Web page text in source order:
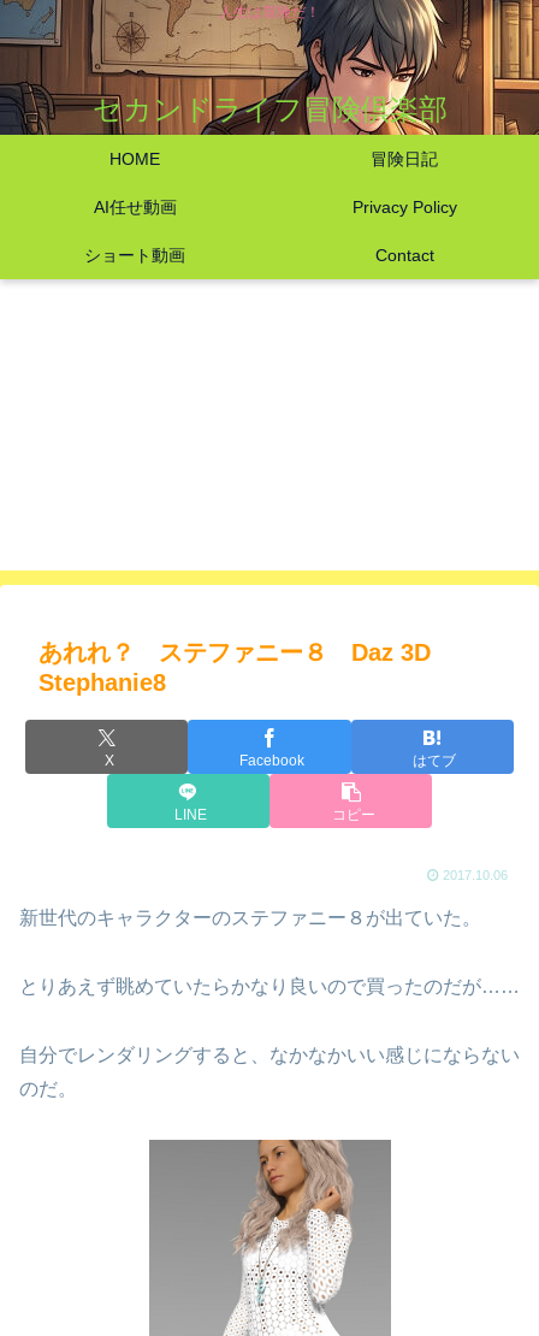
人生は冒険だ！
セカンドライフ冒険倶楽部
HOME 冒険日記
AI任せ動画 Privacy Policy
ショート動画 Contact
あれれ？ ステファニー８ Daz 3D
Stephanie8
X Facebook はてブ
LINE コピー
2017.10.06
新世代のキャラクターのステファニー８が出ていた。
とりあえず眺めていたらかなり良いので買ったのだが……
自分でレンダリングすると、なかなかいい感じにならない
のだ。